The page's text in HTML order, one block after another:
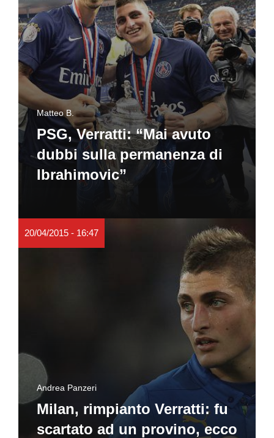
Matteo B.
PSG, Verratti: “Mai avuto
dubbi sulla permanenza di
Ibrahimovic”
20/04/2015 - 16:47
Andrea Panzeri
Milan, rimpianto Verratti: fu
scartato ad un provino, ecco